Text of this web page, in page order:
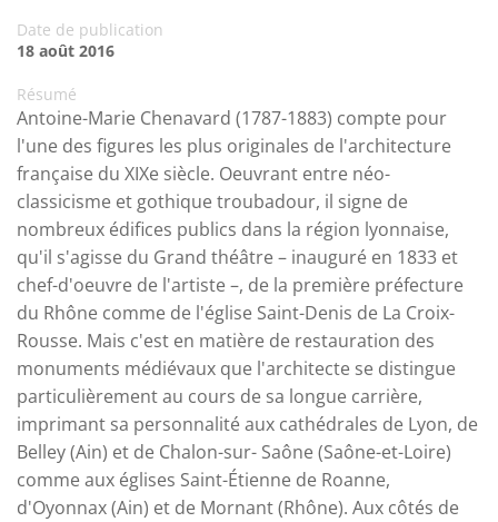
Date de publication
18 août 2016
Résumé
Antoine-Marie Chenavard (1787-1883) compte pour
l'une des figures les plus originales de l'architecture
française du XIXe siècle. Oeuvrant entre néo-
classicisme et gothique troubadour, il signe de
nombreux édifices publics dans la région lyonnaise,
qu'il s'agisse du Grand théâtre – inauguré en 1833 et
chef-d'oeuvre de l'artiste –, de la première préfecture
du Rhône comme de l'église Saint-Denis de La Croix-
Rousse. Mais c'est en matière de restauration des
monuments médiévaux que l'architecte se distingue
particulièrement au cours de sa longue carrière,
imprimant sa personnalité aux cathédrales de Lyon, de
Belley (Ain) et de Chalon-sur- Saône (Saône-et-Loire)
comme aux églises Saint-Étienne de Roanne,
d'Oyonnax (Ain) et de Mornant (Rhône). Aux côtés de